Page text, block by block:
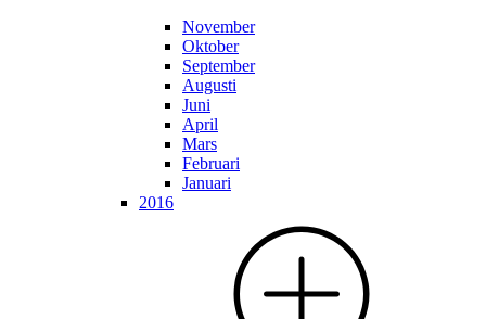
November
Oktober
September
Augusti
Juni
April
Mars
Februari
Januari
2016